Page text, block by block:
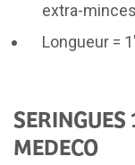
extra-minces
Longueur =
MEDECO